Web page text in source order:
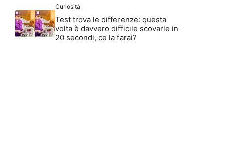
Curiosità
Test trova le differenze: questa
volta è davvero difficile scovarle in
20 secondi, ce la farai?